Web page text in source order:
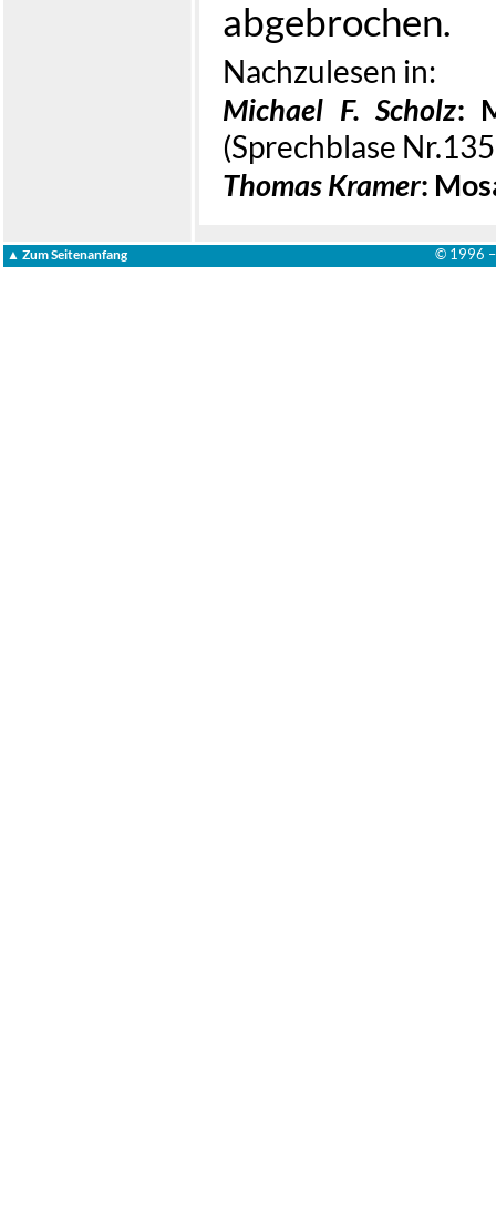
abgebrochen.
Nachzulesen in:
Michael F. Scholz:
(Sprechblase
Thomas Kramer:
▲ Zum Seitenanfang © 1996